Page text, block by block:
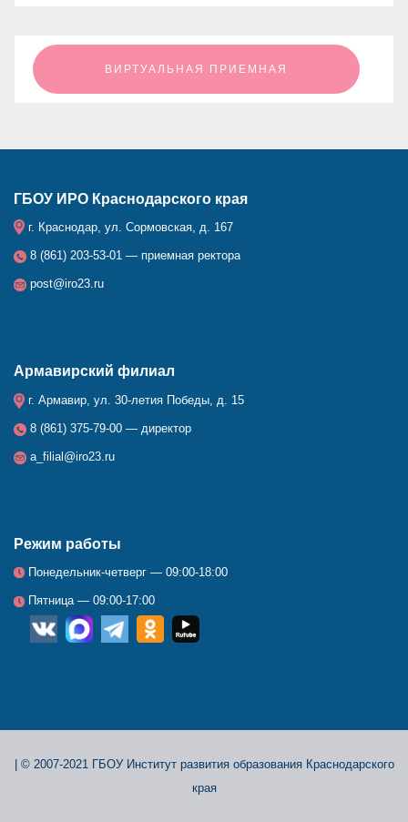
ㅤㅤㅤㅤㅤㅤㅤㅤㅤВИРТУАЛЬНАЯ ПРИЕМНАЯㅤㅤㅤㅤㅤㅤㅤㅤㅤ
ГБОУ ИРО Краснодарского края
г. Краснодар, ул. Сормовская, д. 167
8 (861) 203-53-01 — приемная ректора
post@iro23.ru
Армавирский филиал
г. Армавир, ул. 30-летия Победы, д. 15
8 (861) 375-79-00 — директор
a_filial@iro23.ru
Режим работы
Понедельник-четверг — 09:00-18:00
Пятница — 09:00-17:00
© 2007-2021 ГБОУ Институт развития образования Краснодарского
края